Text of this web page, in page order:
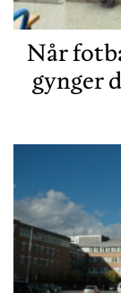
Når
gynger